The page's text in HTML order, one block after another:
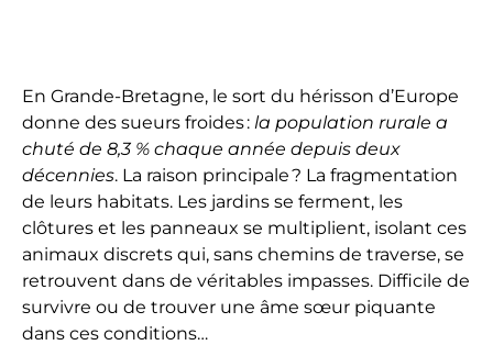
En Grande-Bretagne, le sort du hérisson d’Europe
donne des sueurs froides : la population rurale a
chuté de 8,3 % chaque année depuis deux
décennies. La raison principale ? La fragmentation
de leurs habitats. Les jardins se ferment, les
clôtures et les panneaux se multiplient, isolant ces
animaux discrets qui, sans chemins de traverse, se
retrouvent dans de véritables impasses. Difficile de
survivre ou de trouver une âme sœur piquante
dans ces conditions…